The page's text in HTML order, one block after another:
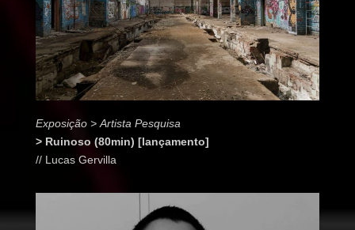
Exposição > Artista Pesquisa
> Ruinoso (80min) [lançamento]
// Lucas Gervilla